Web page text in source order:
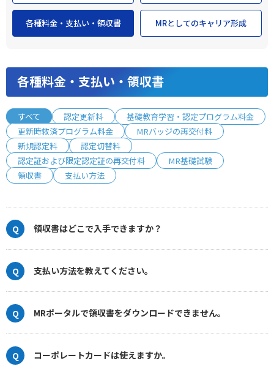
各種料金・支払い・領収書 MRとしてのキャリア形成
各種料金・支払い・領収書
すべて 認定更新料
基礎教育学習・認定プログラム料金
更新時救済プログラム料金
MRバッジの再交付料
新規認定料
認定切替料
認定証および限定認定証の再交付料
MR基礎試験
領収書
支払い方法
領収書はどこで入手できますか？
支払い方法を教えてください。
MRポータルで領収書をダウンロードできません。
コーポレートカードは使えますか。